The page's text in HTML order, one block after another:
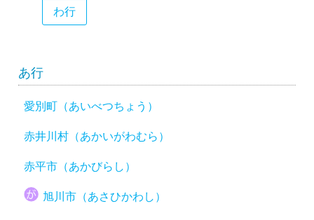
わ行
あ行
愛別町（あいべつちょう）
赤井川村（あかいがわむら）
赤平市（あかびらし）
旭川市（あさひかわし）